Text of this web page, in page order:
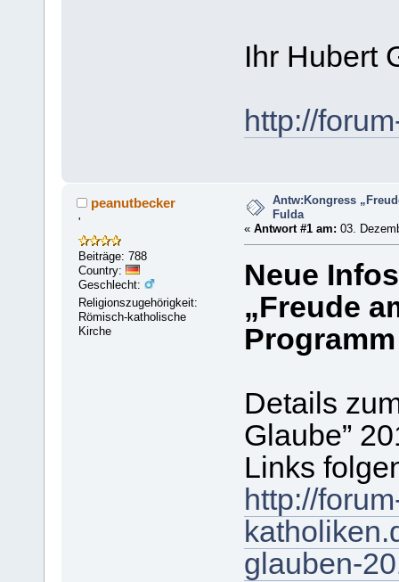
Ihr Hubert
http://
peanutbecker
'
Beiträge: 788
Country:
Geschlecht:
Religionszugehörigkeit:
Römisch-katholische
Kirche
Antw:Kongress
Fulda
« Antwort #1 am: 03.
Neue
„Freude
Details
Glaube”
Links
http://
glauben-